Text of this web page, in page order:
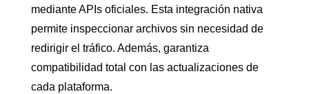
mediante APIs oficiales. Esta integración nativa
permite inspeccionar archivos sin necesidad de
redirigir el tráfico. Además, garantiza
compatibilidad total con las actualizaciones de
cada plataforma.